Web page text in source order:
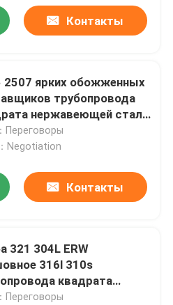
Контакты
2507 ярких обожженных
трубопровода
нержавеющей стали
310S 201 304 304L 316
Переговоры
Negotiation
Контакты
321 304L ERW
316l 310s
квадрата
стали 1 дюйма
Переговоры